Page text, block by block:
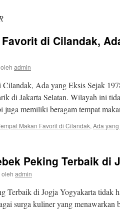
di Cilandak,
oleh admin
Ada yang Eksis Sejak
di Jakarta Selatan. Wilayah ini
juga memiliki beragam tempat
Makan Favorit di Cilandak, Ada
Peking Terbaik di
oleh admin
Terbaik di Jogja Yogyakarta tidak
surga kuliner yang menawarkan